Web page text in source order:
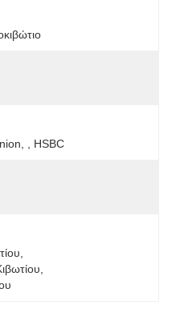
, HSBC